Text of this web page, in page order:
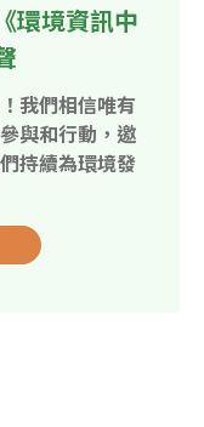
環境資訊中
我們相信唯有
與和行動，邀
持續為環境發